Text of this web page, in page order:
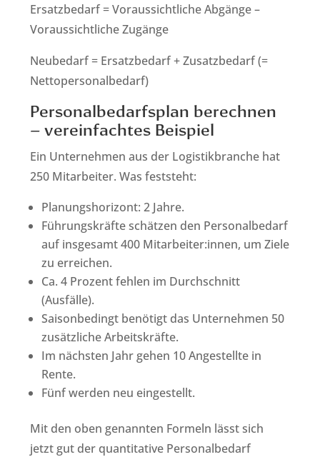
Ersatzbedarf = Voraussichtliche Abgänge –
Voraussichtliche Zugänge
Neubedarf = Ersatzbedarf + Zusatzbedarf (=
Nettopersonalbedarf)
Personalbedarfsplan berechnen
– vereinfachtes Beispiel
Ein Unternehmen aus der Logistikbranche hat
250 Mitarbeiter. Was feststeht:
Planungshorizont: 2 Jahre.
Führungskräfte schätzen den Personalbedarf
auf insgesamt 400 Mitarbeiter:innen, um Ziele
zu erreichen.
Ca. 4 Prozent fehlen im Durchschnitt
(Ausfälle).
Saisonbedingt benötigt das Unternehmen 50
zusätzliche Arbeitskräfte.
Im nächsten Jahr gehen 10 Angestellte in
Rente.
Fünf werden neu eingestellt.
Mit den oben genannten Formeln lässt sich
jetzt gut der quantitative Personalbedarf